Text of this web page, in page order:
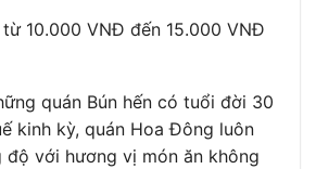
từ 10.000 VNĐ đến 15.000 VNĐ
quán Bún hến có tuổi đời 30
kinh kỳ, quán Hoa Đông luôn
với hương vị món ăn không